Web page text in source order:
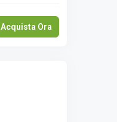
Acquista Ora